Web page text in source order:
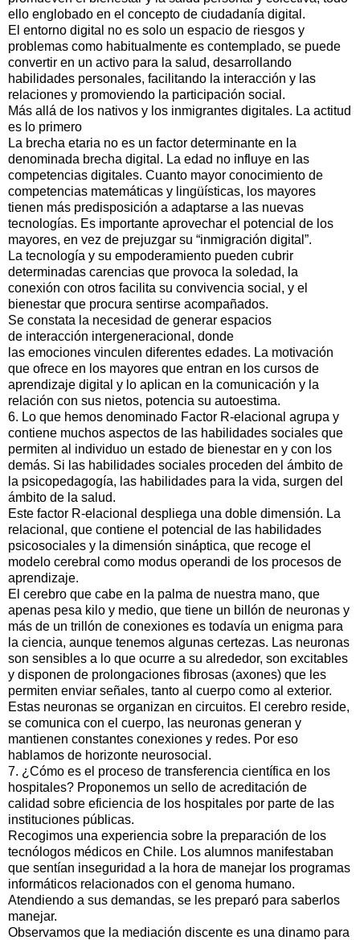
ello englobado en el concepto de ciudadanía digital.
El entorno digital no es solo un espacio de riesgos y
problemas como habitualmente es contemplado, se puede
convertir en un activo para la salud, desarrollando
habilidades personales, facilitando la interacción y las
relaciones y promoviendo la participación social.
Más allá de los nativos y los inmigrantes digitales. La actitud
es lo primero
La brecha etaria no es un factor determinante en la
denominada brecha digital. La edad no influye en las
competencias digitales. Cuanto mayor conocimiento de
competencias matemáticas y lingüísticas, los mayores
tienen más predisposición a adaptarse a las nuevas
tecnologías. Es importante aprovechar el potencial de los
mayores, en vez de prejuzgar su “inmigración digital”.
La tecnología y su empoderamiento pueden cubrir
determinadas carencias que provoca la soledad, la
conexión con otros facilita su convivencia social, y el
bienestar que procura sentirse acompañados.
Se constata la necesidad de generar espacios
de interacción intergeneracional, donde
las emociones vinculen diferentes edades. La motivación
que ofrece en los mayores que entran en los cursos de
aprendizaje digital y lo aplican en la comunicación y la
relación con sus nietos, potencia su autoestima.
6. Lo que hemos denominado Factor R-elacional agrupa y
contiene muchos aspectos de las habilidades sociales que
permiten al individuo un estado de bienestar en y con los
demás. Si las habilidades sociales proceden del ámbito de
la psicopedagogía, las habilidades para la vida, surgen del
ámbito de la salud.
Este factor R-elacional despliega una doble dimensión. La
relacional, que contiene el potencial de las habilidades
psicosociales y la dimensión sináptica, que recoge el
modelo cerebral como modus operandi de los procesos de
aprendizaje.
El cerebro que cabe en la palma de nuestra mano, que
apenas pesa kilo y medio, que tiene un billón de neuronas y
más de un trillón de conexiones es todavía un enigma para
la ciencia, aunque tenemos algunas certezas. Las neuronas
son sensibles a lo que ocurre a su alrededor, son excitables
y disponen de prolongaciones fibrosas (axones) que les
permiten enviar señales, tanto al cuerpo como al exterior.
Estas neuronas se organizan en circuitos. El cerebro reside,
se comunica con el cuerpo, las neuronas generan y
mantienen constantes conexiones y redes. Por eso
hablamos de horizonte neurosocial.
7. ¿Cómo es el proceso de transferencia científica en los
hospitales? Proponemos un sello de acreditación de
calidad sobre eficiencia de los hospitales por parte de las
instituciones públicas.
Recogimos una experiencia sobre la preparación de los
tecnólogos médicos en Chile. Los alumnos manifestaban
que sentían inseguridad a la hora de manejar los programas
informáticos relacionados con el genoma humano.
Atendiendo a sus demandas, se les preparó para saberlos
manejar.
Observamos que la mediación discente es una dinamo para